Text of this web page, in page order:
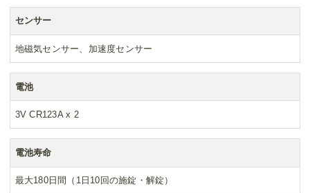
センサー
地磁気センサー、加速度センサー
電池
3V CR123A x 2
電池寿命
最大180日間（1日10回の施錠・解錠）